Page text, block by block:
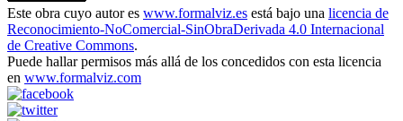
Este obra cuyo autor es www.formalviz.es está bajo una licencia de
Reconocimiento-NoComercial-SinObraDerivada 4.0 Internacional
de Creative Commons.
Puede hallar permisos más allá de los concedidos con esta licencia
en www.formalviz.com